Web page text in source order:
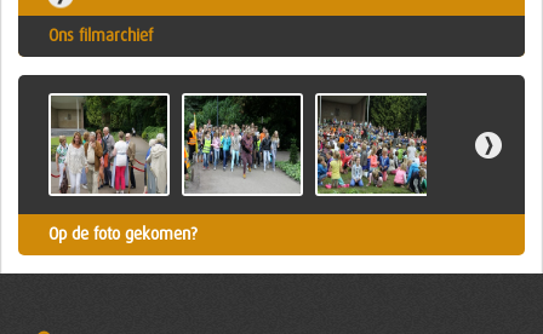
Ons filmarchief
Op de foto gekomen?